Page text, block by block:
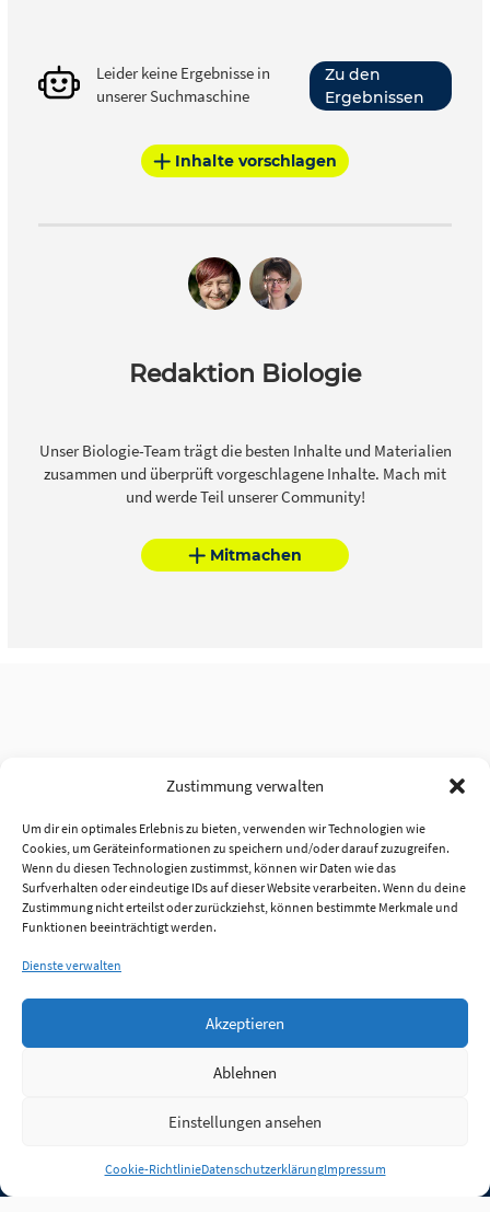
Zustimmung verwalten
Um dir ein optimales Erlebnis zu bieten, verwenden wir Technologien wie
Cookies, um Geräteinformationen zu speichern und/oder darauf zuzugreifen.
Wenn du diesen Technologien zustimmst, können wir Daten wie das
Surfverhalten oder eindeutige IDs auf dieser Website verarbeiten. Wenn du deine
Zustimmung nicht erteilst oder zurückziehst, können bestimmte Merkmale und
Funktionen beeinträchtigt werden.
Dienste verwalten
Akzeptieren
Ablehnen
Einstellungen ansehen
Cookie-RichtlinieDatenschutzerklärungImpressum
Leider keine Ergebnisse in
unserer Suchmaschine
Zu den
Ergebnissen
Inhalte vorschlagen
Redaktion Biologie
Unser Biologie-Team trägt die besten Inhalte und Materialien
zusammen und überprüft vorgeschlagene Inhalte. Mach mit
und werde Teil unserer Community!
Mitmachen
Anmelden
Jobs Partner FAQ Quellen